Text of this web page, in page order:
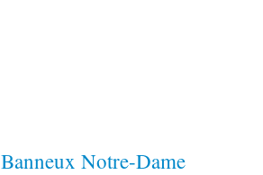
Banneux Notre-Dame